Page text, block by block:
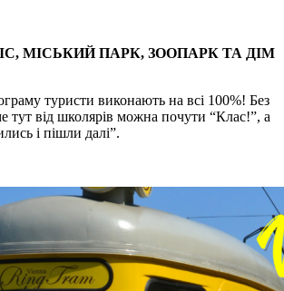
МІСЬКИЙ ПАРК, ЗООПАРК ТА ДІМ
туристи виконають на всі 100%! Без
тут від школярів можна почути “Клас!”, а
і пішли далі”.